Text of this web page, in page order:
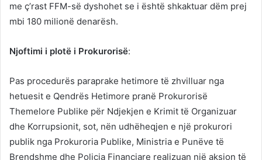
me ç’rast FFM-së dyshohet se i është shkaktuar dëm prej
mbi 180 milionë denarësh.
Njoftimi i plotë i Prokurorisë:
Pas procedurës paraprake hetimore të zhvilluar nga
hetuesit e Qendrës Hetimore pranë Prokurorisë
Themelore Publike për Ndjekjen e Krimit të Organizuar
dhe Korrupsionit, sot, nën udhëheqjen e një prokurori
publik nga Prokuroria Publike, Ministria e Punëve të
Brendshme dhe Policia Financiare realizuan një aksion të